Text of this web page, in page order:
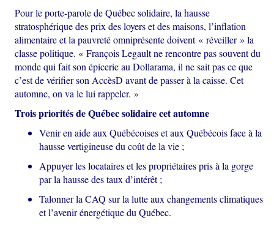
Pour le porte-parole de Québec solidaire, la hausse
stratosphérique des prix des loyers et des maisons, l’inflation
alimentaire et la pauvreté omniprésente doivent « réveiller » la
classe politique. « François Legault ne rencontre pas souvent du
monde qui fait son épicerie au Dollarama, il ne sait pas ce que
c’est de vérifier son AccèsD avant de passer à la caisse. Cet
automne, on va le lui rappeler. »
Trois priorités de Québec solidaire cet automne
Venir en aide aux Québécoises et aux Québécois face à la
hausse vertigineuse du coût de la vie ;
Appuyer les locataires et les propriétaires pris à la gorge
par la hausse des taux d’intérêt ;
Talonner la CAQ sur la lutte aux changements climatiques
et l’avenir énergétique du Québec.